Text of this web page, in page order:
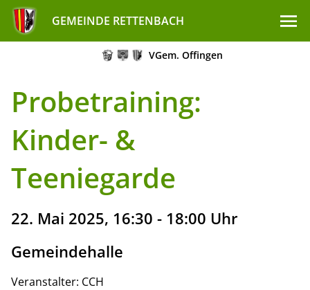
GEMEINDE RETTENBACH
VGem. Offingen
Probetraining:
Kinder- &
Teeniegarde
22. Mai 2025, 16:30 - 18:00 Uhr
Gemeindehalle
Veranstalter: CCH